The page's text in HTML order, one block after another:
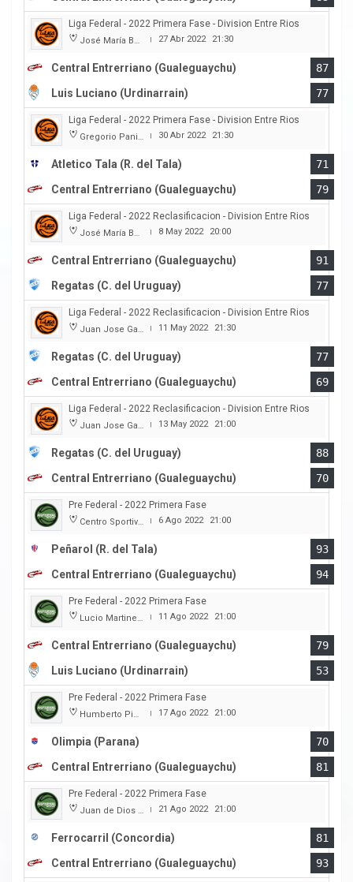
Liga Federal - 2022 Primera Fase - Division Entre Rios
José María Bertora | 27 Abr 2022 21:30
Central Entrerriano (Gualeguaychu)
87
Luis Luciano (Urdinarrain)
77
Liga Federal - 2022 Primera Fase - Division Entre Rios
Gregorio Panizza | 30 Abr 2022 21:30
Atletico Tala (R. del Tala)
71
Central Entrerriano (Gualeguaychu)
79
Liga Federal - 2022 Reclasificacion - Division Entre Rios
José María Bertora | 8 May 2022 20:00
Central Entrerriano (Gualeguaychu)
91
Regatas (C. del Uruguay)
77
Liga Federal - 2022 Reclasificacion - Division Entre Rios
Juan Jose Garro | 11 May 2022 21:30
Regatas (C. del Uruguay)
77
Central Entrerriano (Gualeguaychu)
69
Liga Federal - 2022 Reclasificacion - Division Entre Rios
Juan Jose Garro | 13 May 2022 21:00
Regatas (C. del Uruguay)
88
Central Entrerriano (Gualeguaychu)
70
Pre Federal - 2022 Primera Fase
Centro Sportivo Peñarol | 6 Ago 2022 21:00
Peñarol (R. del Tala)
93
Central Entrerriano (Gualeguaychu)
94
Pre Federal - 2022 Primera Fase
Lucio Martinez Garbino | 11 Ago 2022 21:00
Central Entrerriano (Gualeguaychu)
79
Luis Luciano (Urdinarrain)
53
Pre Federal - 2022 Primera Fase
Humberto Pietranera | 17 Ago 2022 21:00
Olimpia (Parana)
70
Central Entrerriano (Gualeguaychu)
81
Pre Federal - 2022 Primera Fase
Juan de Dios Obregon | 21 Ago 2022 21:00
Ferrocarril (Concordia)
81
Central Entrerriano (Gualeguaychu)
93